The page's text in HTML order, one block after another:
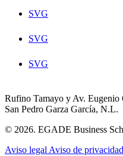
SVG
SVG
SVG
Rufino Tamayo y Av. Eugenio
San Pedro Garza García, N.L.
© 2026. EGADE Business
Aviso legal Aviso de privacidad